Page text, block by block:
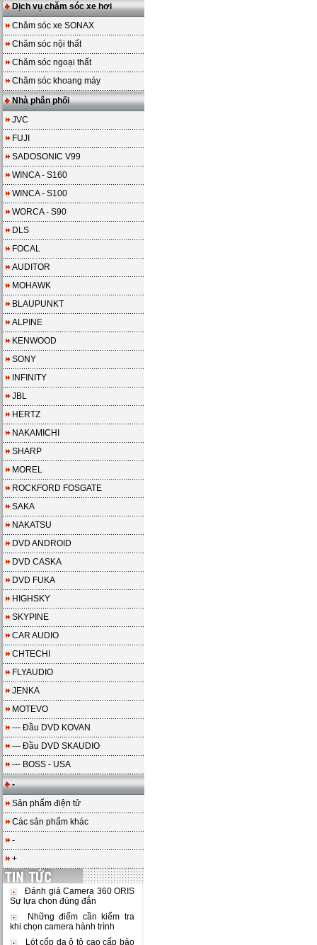
Dịch vụ chăm sóc xe hơi
Chăm sóc xe SONAX
Chăm sóc nội thất
Chăm sóc ngoại thất
Chăm sóc khoang máy
Nhà phân phối
JVC
FUJI
SADOSONIC V99
WINCA - S160
WINCA - S100
WORCA - S90
DLS
FOCAL
AUDITOR
MOHAWK
BLAUPUNKT
ALPINE
KENWOOD
SONY
INFINITY
JBL
HERTZ
NAKAMICHI
SHARP
MOREL
ROCKFORD FOSGATE
SAKA
NAKATSU
DVD ANDROID
DVD CASKA
DVD FUKA
HIGHSKY
SKYPINE
CAR AUDIO
CHTECHI
FLYAUDIO
JENKA
MOTEVO
--- Đầu DVD KOVAN
--- Đầu DVD SKAUDIO
--- BOSS - USA
-
Sản phẩm điện tử
Các sản phẩm khác
-
+
Đánh giá Camera 360 ORIS
Sự lựa chọn đúng đắn
Những điểm cần kiểm tra
khi chọn camera hành trình
Lót cốp da ô tô cao cấp bảo